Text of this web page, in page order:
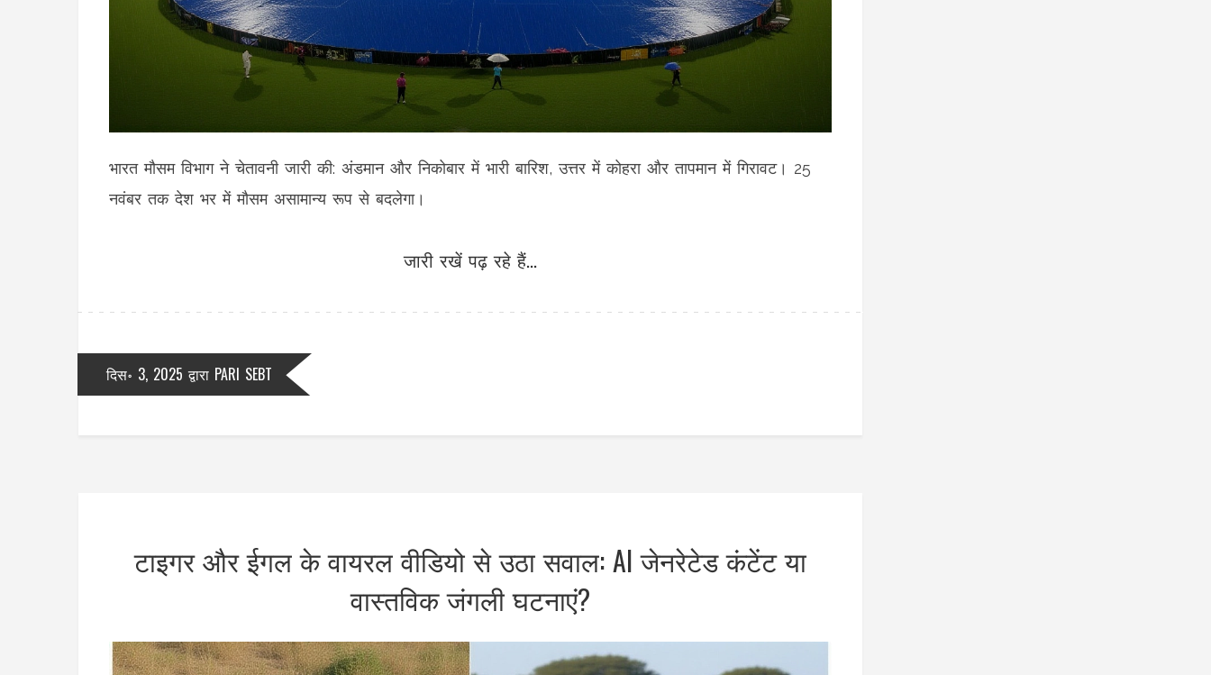
भारत मौसम विभाग ने चेतावनी जारी की: अंडमान और निकोबार में भारी बारिश, उत्तर में कोहरा और तापमान में गिरावट। 25
नवंबर तक देश भर में मौसम असामान्य रूप से बदलेगा।
जारी रखें पढ़ रहे हैं...
दिस॰ 3, 2025 द्वारा PARI SEBT
टाइगर और ईगल के वायरल वीडियो से उठा सवाल: AI जेनरेटेड कंटेंट या
वास्तविक जंगली घटनाएं?